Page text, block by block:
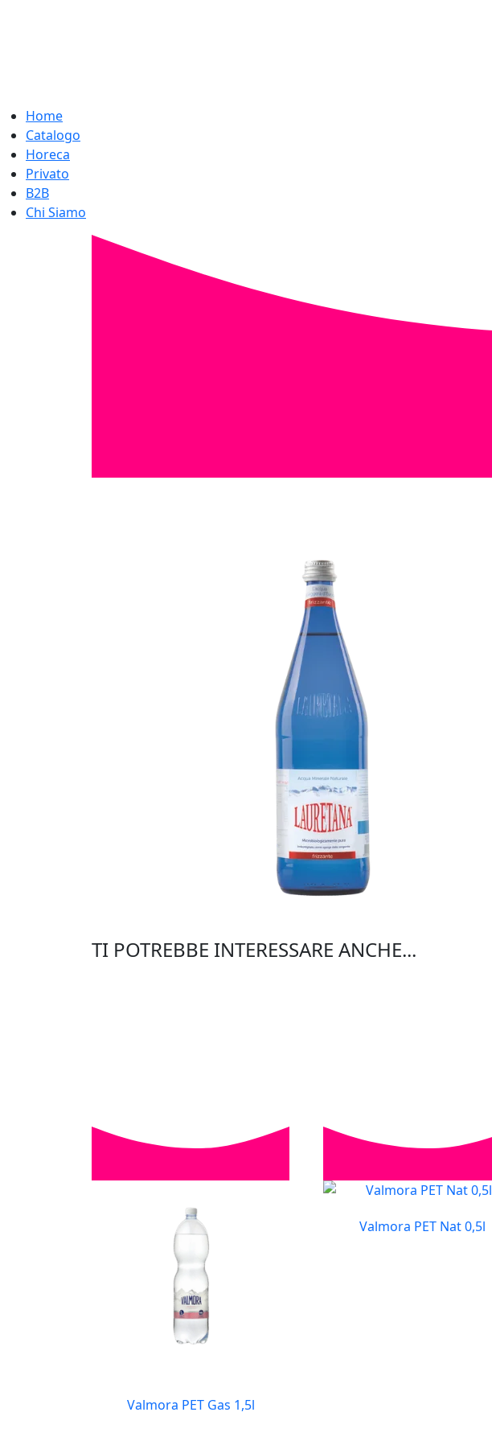
Home
Catalogo
Horeca
Privato
B2B
Chi Siamo
TI POTREBBE INTERESSARE ANCHE...
Valmora PET Gas 1,5l
Valmora PET Nat 0,5l